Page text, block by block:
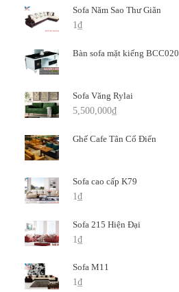
Sofa Năm Sao Thư Giãn
1₫
Bàn sofa mặt kiếng BCC020
Sofa Văng Rylai
5,500,000₫
Ghế Cafe Tân Cổ Điển
Sofa cao cấp K79
1₫
Sofa 215 Hiện Đại
1₫
Sofa M11
1₫